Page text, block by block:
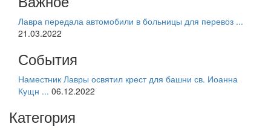
Лавра передала автомобили в больницы для перевоз ...
21.03.2022
События
Наместник Лавры освятил крест для башни св. Иоанна
Кущн ... 06.12.2022
Категория